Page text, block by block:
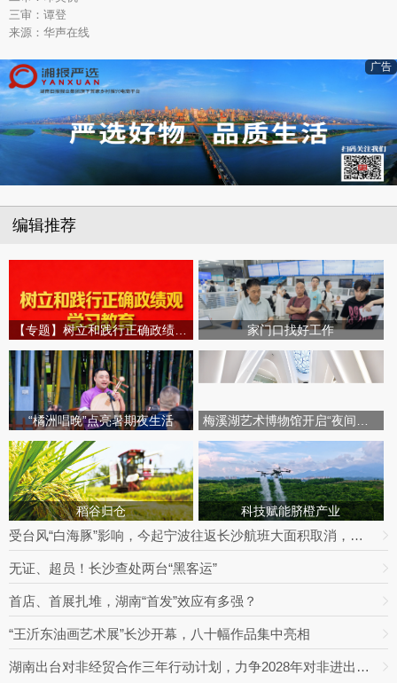
三审：谭登
来源：华声在线
广告
编辑推荐
家门口找好工作
“橘洲唱晚”点亮暑期夜生活
稻谷归仓 科技赋能脐橙产业
受台风“白海豚”影响，今起宁波往返长沙航班大面积取消，明日19趟次全部停飞｜出行早知道
无证、超员！长沙查处两台“黑客运”
首店、首展扎堆，湖南“首发”效应有多强？
“王沂东油画艺术展”长沙开幕，八十幅作品集中亮相
湖南出台对非经贸合作三年行动计划，力争2028年对非进出口额达800亿元